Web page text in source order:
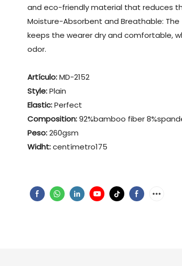
and eco-friendly material that reduces
Moisture-Absorbent and Breathable:
keeps the wearer dry and comfortable,
odor.
Artículo:MD-2152
Style:Plain
Elastic:Perfect
Composition:92%bamboo fiber
Peso:260gsm
Widht:centímetro175